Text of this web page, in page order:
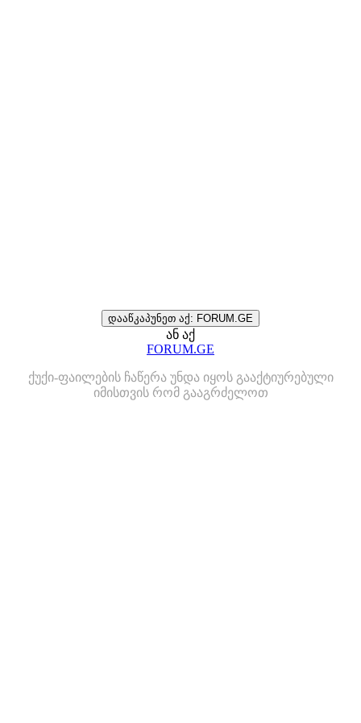
დააწკაპუნეთ აქ: FORUM.GE
ან აქ
FORUM.GE
ქუქი-ფაილების ჩაწერა უნდა იყოს გააქტიურებული
იმისთვის რომ გააგრძელოთ